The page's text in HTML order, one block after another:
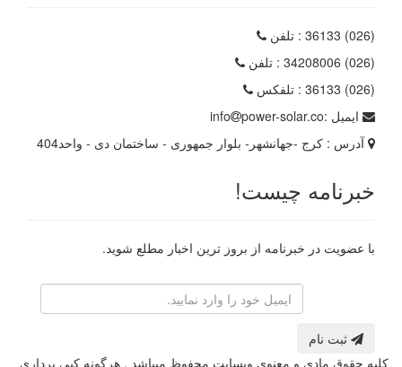
(026) 36133
: تلفن
(026) 34208006
: تلفن
(026) 36133
: تلفکس
ایمیل :
info
power-solar.co
آدرس : کرج -جهانشهر- بلوار جمهوری - ساختمان دی - واحد404
خبرنامه چیست!
با عضویت در خبرنامه از بروز ترین اخبار مطلع شوید.
ثبت نام
کلیه حقوق مادی و معنوی وبسایت محفوظ میباشد . هرگونه کپی برداری